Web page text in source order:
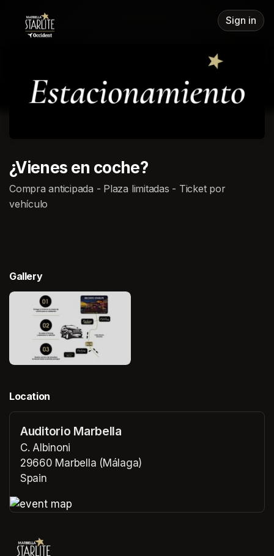
Sign in
¿Vienes en coche?
Compra anticipada - Plaza limitadas - Ticket por
vehículo
Gallery
Location
Auditorio Marbella
C. Albinoni
29660 Marbella (Málaga)
Spain